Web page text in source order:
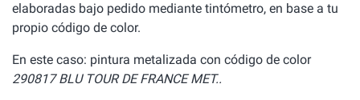
elaboradas bajo pedido mediante tintómetro, en base a tu
propio código de color.
En este caso: pintura metalizada con código de color
290817 BLU TOUR DE FRANCE MET..